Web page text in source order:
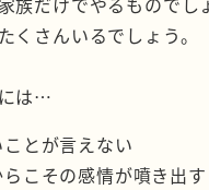
くさんいるでしょう。
は…
とが言えない
こその感情が噴き出す